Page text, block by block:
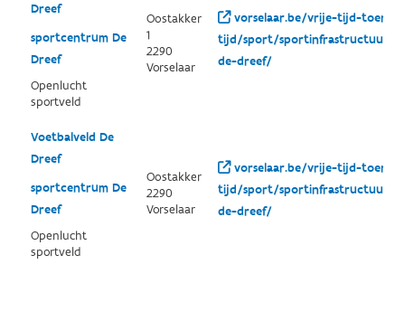
Dreef
sportcentrum De
Dreef
Openlucht
sportveld
Oostakker
1
2290
Vorselaar
vorselaar.be/vrije-tijd-
tijd/sport/sportinfrastructuur/
de-dreef/
Voetbalveld De
Dreef
sportcentrum De
Dreef
Openlucht
sportveld
Oostakker
2290
Vorselaar
vorselaar.be/vrije-tijd-
tijd/sport/sportinfrastructuur/
de-dreef/